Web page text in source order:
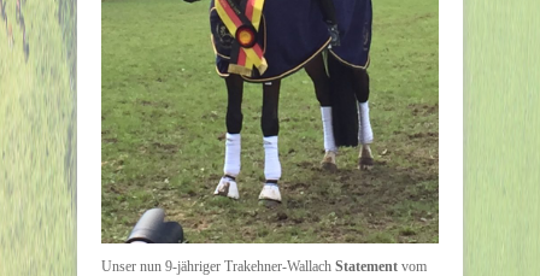
Unser nun 9-jähriger Trakehner-Wallach Statement vom